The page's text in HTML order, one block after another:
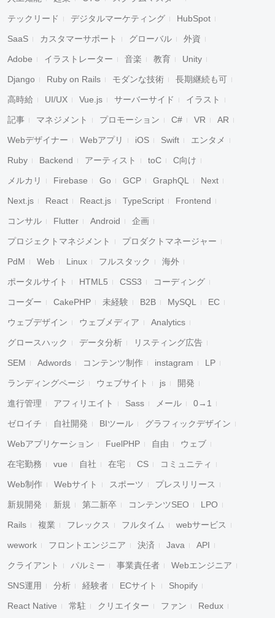
テックリード デジタルマーケティング HubSpot
SaaS カスタマーサポート グローバル 外資
Adobe イラストレーター 音楽 教育 Unity
Django Ruby on Rails モダンな技術 長期継続も可
高時給 UI/UX Vue.js サーバーサイド イラスト
記事 マネジメント プロモーション C# VR AR
Webデザイナー Webアプリ iOS Swift エンタメ
Ruby Backend アーティスト toC C向け
メルカリ Firebase Go GCP GraphQL Next
Next.js React React.js TypeScript Frontend
コンサル Flutter Android 企画
プロジェクトマネジメント プロダクトマネージャー
PdM Web Linux フルスタック 海外
ポータルサイト HTML5 CSS3 コーディング
コーダー CakePHP 未経験 B2B MySQL EC
ウェブデザイン ウェブメディア Analytics
グロースハック データ分析 リスティング広告
SEM Adwords コンテンツ制作 instagram LP
ランディングページ ウェブサイト js 開発
進行管理 アフィリエイト Sass メール 0→1
ゼロイチ 自社開発 BIツール グラフィックデザイン
Webアプリケーション FuelPHP 自由 ウェブ
在宅勤務 vue 自社 在宅 CS コミュニティ
Web制作 Webサイト スポーツ プレスリリース
新規開発 新規 第二新卒 コンテンツSEO LPO
Rails 複業 フレックス フルタイム webサービス
wework フロントエンジニア 決済 Java API
クライアント パルミー 事業責任者 Webエンジニア
SNS運用 分析 経験者 ECサイト Shopify
React Native 常駐 クリエイター ファン Redux